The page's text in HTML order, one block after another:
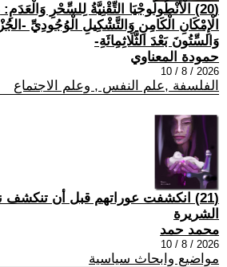
(20) الْأَنْطُولُوجْيَا التِّقْنِيَّةُ لِلسِّحْرِ
الْإِمْكَانِ الْكَامِنِ وَالتَّشْكِيلِ الْوُجُودِيِّ -
وَالسِّتُونَ بَعْدَ الثَّلَاثِمِائَةِ-
حمودة المعناوي
2026 / 8 / 10
الفلسفة ,علم النفس , وعلم الاجتماع
(21) انكشفت عوراتهم قبل أن تنكشف
الشريرة
محمد حمد
2026 / 8 / 10
مواضيع وابحاث سياسية